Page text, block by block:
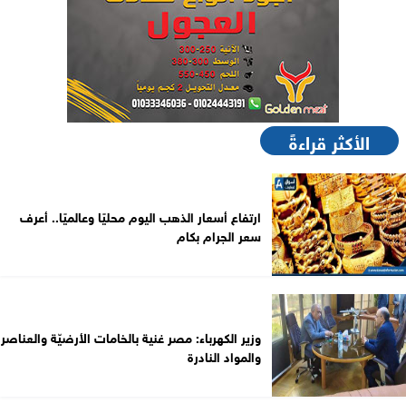
الأكثر قراءةً
ارتفاع أسعار الذهب اليوم محليًا وعالميًا.. أعرف
سعر الجرام بكام
وزير الكهرباء: مصر غنية بالخامات الأرضيّة والعناصر
والمواد النادرة